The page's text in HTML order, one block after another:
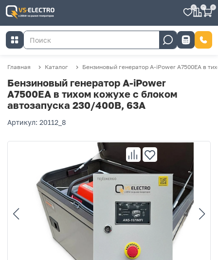
0 0 0
Главная Каталог Бензиновый генератор A-iPower A7500EA в
Бензиновый генератор A-iPower
A7500EA в тихом кожухе с блоком
автозапуска 230/400В, 63А
Артикул: 20112_8